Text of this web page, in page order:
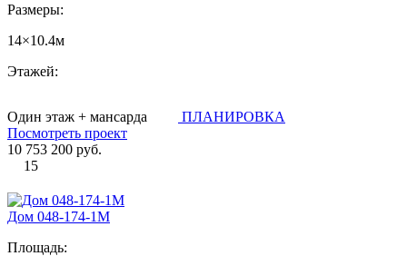
Размеры:
14×10.4м
Этажей:
Один этаж + мансарда
ПЛАНИРОВКА
Посмотреть проект
10 753 200 руб.
15
Дом 048-174-1М
Площадь: